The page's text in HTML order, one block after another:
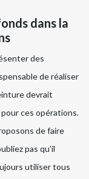
dans la
des
de réaliser
devrait
ces opérations.
de faire
pas qu'il
utiliser tous